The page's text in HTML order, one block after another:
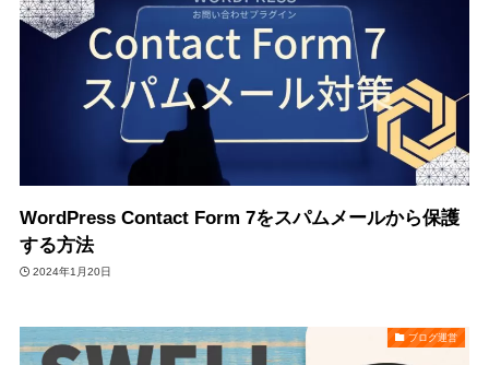
WordPress Contact Form 7をスパムメールから保護
する方法
2024年1月20日
ブログ運営